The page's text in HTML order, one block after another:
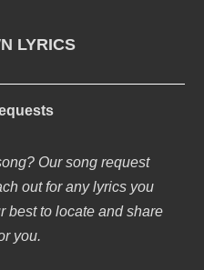
LYRICS
Our song request
out for any lyrics you
best to locate and share
you.